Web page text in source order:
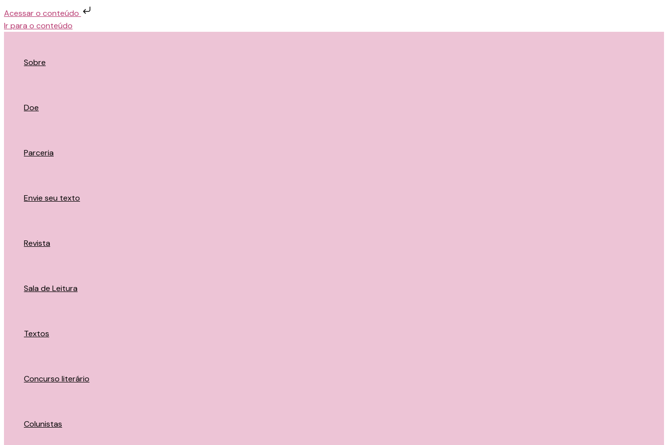
Acessar o conteúdo
Ir para o conteúdo
Sobre
Doe
Parceria
Envie seu texto
Revista
Sala de Leitura
Textos
Concurso literário
Colunistas